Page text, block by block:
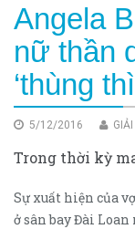
Angela
nữ thần
‘thùng
5/12/2016
Trong thời kỳ
Sự xuất hiện của
ở sân bay Đài